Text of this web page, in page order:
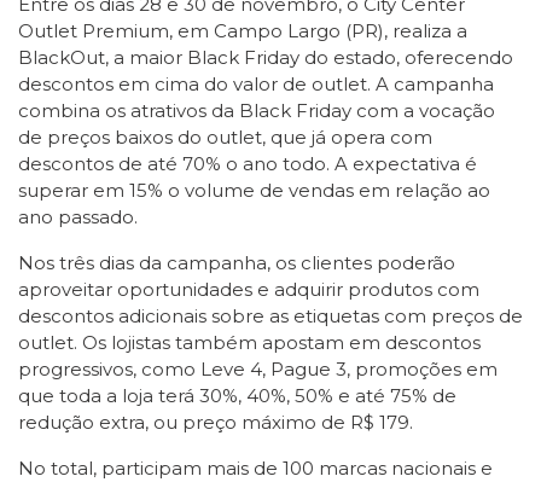
Outlet Premium, em Campo Largo (PR), realiza a
BlackOut, a maior Black Friday do estado, oferecendo
descontos em cima do valor de outlet. A campanha
combina os atrativos da Black Friday com a vocação
de preços baixos do outlet, que já opera com
descontos de até 70% o ano todo. A expectativa é
superar em 15% o volume de vendas em relação ao
ano passado.
Nos três dias da campanha, os clientes poderão
aproveitar oportunidades e adquirir produtos com
descontos adicionais sobre as etiquetas com preços de
outlet. Os lojistas também apostam em descontos
progressivos, como Leve 4, Pague 3, promoções em
que toda a loja terá 30%, 40%, 50% e até 75% de
redução extra, ou preço máximo de R$ 179.
No total, participam mais de 100 marcas nacionais e